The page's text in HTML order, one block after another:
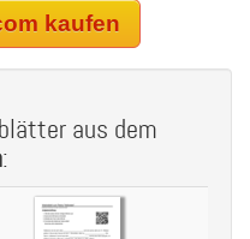
kaufen
aus dem
: